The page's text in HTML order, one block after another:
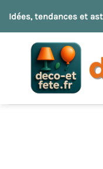
au
Idées, tendances et